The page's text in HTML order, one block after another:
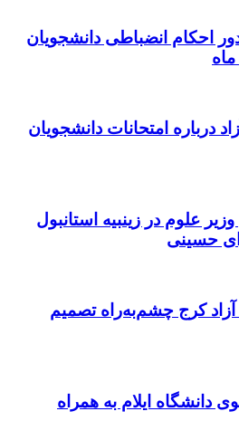
احکام انضباطی دانشجویان
درباره امتحانات دانشجویان
علوم در زینبیه استانبول
حسینی
آزاد کرج چشم‌به‌راه تصمیم
دانشگاه ایلام به همراه